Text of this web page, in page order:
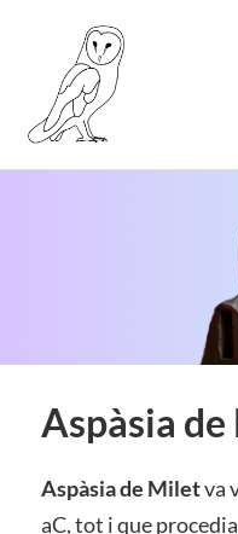
Aspàsia
Aspàsia de Miletva
aC, tot i que